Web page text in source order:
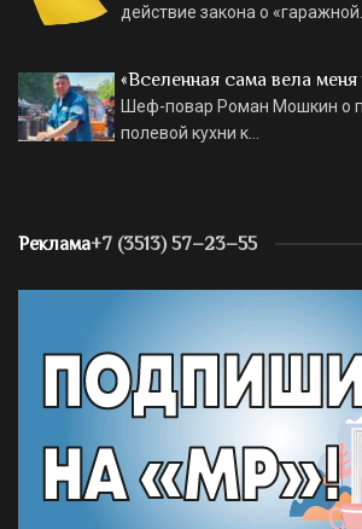
действие закона о «гаражной…
«Вселенная сама вела меня
Шеф-повар Роман Мошкин о
полевой кухни к…
Реклама+7 (3513) 57–23–55